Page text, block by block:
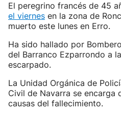
El peregrino francés de 45
el viernes en la zona de
muerto este lunes en Erro.
Ha sido hallado por
del Barranco Ezparrondo a
escarpado.
La Unidad Orgánica de
Civil de Navarra se encarga
causas del fallecimiento.